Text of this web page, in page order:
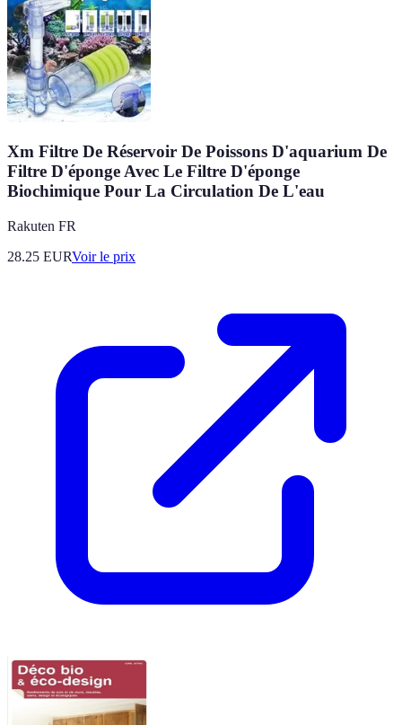
Xm Filtre De Réservoir De Poissons D'aquarium De
Filtre D'éponge Avec Le Filtre D'éponge
Biochimique Pour La Circulation De L'eau
Rakuten FR
28.25 EURVoir le prix